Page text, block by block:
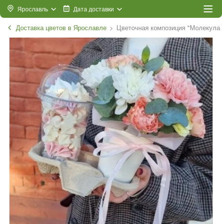
Ярославль Дата доставки
Доставка цветов в Ярославле Цветочная композиция